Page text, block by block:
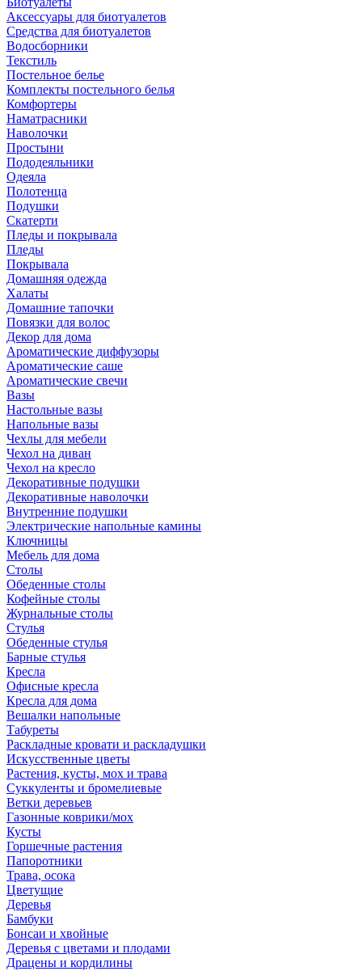
Аксессуары для биотуалетов
Средства для биотуалетов
Водосборники
Текстиль
Постельное белье
Комплекты постельного белья
Комфортеры
Наматрасники
Наволочки
Простыни
Пододеяльники
Одеяла
Полотенца
Подушки
Скатерти
Пледы и покрывала
Пледы
Покрывала
Домашняя одежда
Халаты
Домашние тапочки
Повязки для волос
Декор для дома
Ароматические диффузоры
Ароматические саше
Ароматические свечи
Вазы
Настольные вазы
Напольные вазы
Чехлы для мебели
Чехол на диван
Чехол на кресло
Декоративные подушки
Декоративные наволочки
Внутренние подушки
Электрические напольные камины
Ключницы
Мебель для дома
Столы
Обеденные столы
Кофейные столы
Журнальные столы
Стулья
Обеденные стулья
Барные стулья
Кресла
Офисные кресла
Кресла для дома
Вешалки напольные
Табуреты
Раскладные кровати и раскладушки
Искусственные цветы
Растения, кусты, мох и трава
Суккуленты и бромелиевые
Ветки деревьев
Газонные коврики/мох
Кусты
Горшечные растения
Папоротники
Трава, осока
Цветущие
Деревья
Бамбуки
Бонсаи и хвойные
Деревья с цветами и плодами
Драцены и кордилины